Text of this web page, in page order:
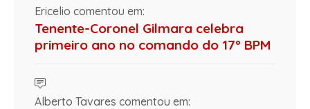
Ericelio comentou em:
Tenente-Coronel Gilmara celebra
primeiro ano no comando do 17º BPM
Alberto Tavares comentou em: